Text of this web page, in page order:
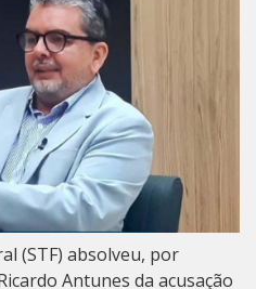
(STF) absolveu, por
Antunes da acusação